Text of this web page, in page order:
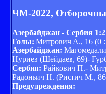
ЧМ-2022,
Азербайджан - Сербия
Голы: Митрович А., 16 (0
Азербайджан:
Нуриев (Шейдаев, 69)-
Сербия: Райкович П.-
Радоньич Н. (Ристич М.,
Предупреждения: